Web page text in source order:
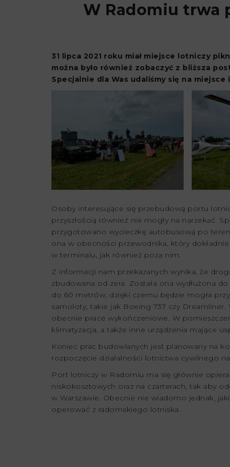
W Radomiu trwa
31 lipca 2021 roku miał miejsce lotniczy
można było również zobaczyć z bliższa
Specjalnie dla Was udaliśmy się na
Osoby interesujące się przebudową portu
przyszłością również nie mogły na narzekać.
przygotowano wycieczkę autobusową po
ona w obecności przewodnika, który
w terminalu, jak również poza nim.
Z informacji nam przekazanych wynika, że
zbudowana od zera. Została ona wydłużona
do 60 metrów, dzięki czemu będzie mogła
samoloty, takie jak Boeing 737 czy
obecnie prace wykończeniowe. W
klimatyzacja, a także inne urządzenia mające
Koniec prac budowlanych jest planowany na
rozpoczęcie działalności lotnictwa cywilnego
Port lotniczy w Radomiu ma się głównie
niskokosztowych oraz na czarterach, tak aby
w Warszawie. Obecnie nie wiadomo jednak,
operować z radomskiego lotniska.